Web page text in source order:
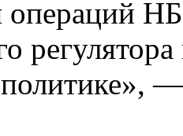
операций
политике»,